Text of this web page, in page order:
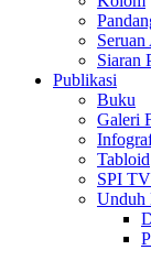
Siaran
Publikasi
Buku
Galeri
Tabloid
SPI TV
Unduh